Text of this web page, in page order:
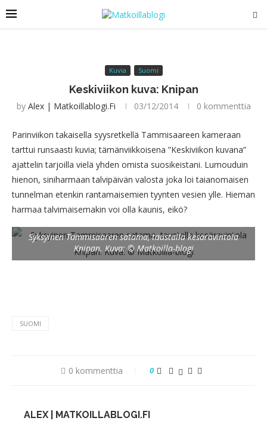
Kuvia Suomi
Keskiviikon kuva: Knipan
by Alex | Matkoillablogi.fi 03/12/2014 0 kommenttia
Parinviikon takaisella syysretkellä Tammisaareen kameraan
tarttui runsaasti kuvia; tämänviikkoisena ”Keskiviikon kuvana”
ajattelin tarjoilla vielä yhden omista suosikeistani. Lumouduin
hienon, siniharmaan talvipäivän valosta joka loi taianomaisen
tunnelman etenkin rantamaisemien tyynten vesien ylle. Hieman
harmaa talvimaisemakin voi olla kaunis, eikö?
Syksyinen Tammisaaren satama, taustalla kesäravintola
Knipan. Kuva: © Matkoilla-blogi
SUOMI
0 kommenttia 0
ALEX | MATKOILLABLOGI.FI